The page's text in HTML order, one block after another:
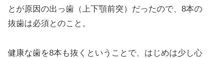
とが原因の出っ歯（上下顎前突）だったので、8本の
抜歯は必須とのこと。
健康な歯を8本も抜くということで、はじめは少し心